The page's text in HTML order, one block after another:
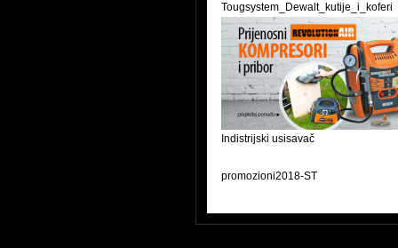
Tougsystem_Dewalt_kutije_i_koferi
Indistrijski usisavač
promozioni2018-ST